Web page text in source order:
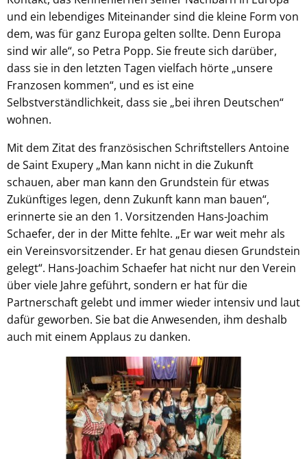
und ein lebendiges Miteinander sind die kleine Form von
dem, was für ganz Europa gelten sollte. Denn Europa
sind wir alle“, so Petra Popp. Sie freute sich darüber,
dass sie in den letzten Tagen vielfach hörte „unsere
Franzosen kommen“, und es ist eine
Selbstverständlichkeit, dass sie „bei ihren Deutschen“
wohnen.
Mit dem Zitat des französischen Schriftstellers Antoine
de Saint Exupery „Man kann nicht in die Zukunft
schauen, aber man kann den Grundstein für etwas
Zukünftiges legen, denn Zukunft kann man bauen“,
erinnerte sie an den 1. Vorsitzenden Hans-Joachim
Schaefer, der in der Mitte fehlte. „Er war weit mehr als
ein Vereinsvorsitzender. Er hat genau diesen Grundstein
gelegt“. Hans-Joachim Schaefer hat nicht nur den Verein
über viele Jahre geführt, sondern er hat für die
Partnerschaft gelebt und immer wieder intensiv und laut
dafür geworben. Sie bat die Anwesenden, ihm deshalb
auch mit einem Applaus zu danken.